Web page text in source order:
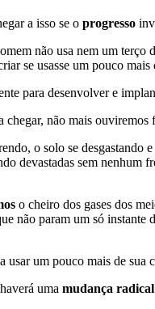
a isso se o progresso
não usa nem um terço
se usasse um pouco
para desenvolver e
chegar, não mais
o solo se desgastando
devastadas sem nenhum
o cheiro dos gases dos
não param um só
usar um pouco mais de sua
uma mudança radical